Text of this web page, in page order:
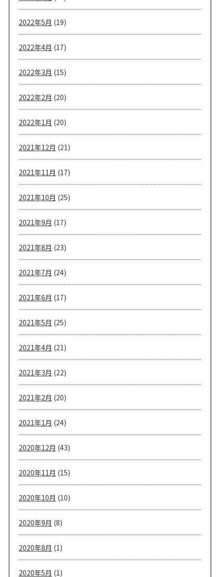
2022年5月 (19)
2022年4月 (17)
2022年3月 (15)
2022年2月 (20)
2022年1月 (20)
2021年12月 (21)
2021年11月 (17)
2021年10月 (25)
2021年9月 (17)
2021年8月 (23)
2021年7月 (24)
2021年6月 (17)
2021年5月 (25)
2021年4月 (21)
2021年3月 (22)
2021年2月 (20)
2021年1月 (24)
2020年12月 (43)
2020年11月 (15)
2020年10月 (10)
2020年9月 (8)
2020年8月 (1)
2020年5月 (1)